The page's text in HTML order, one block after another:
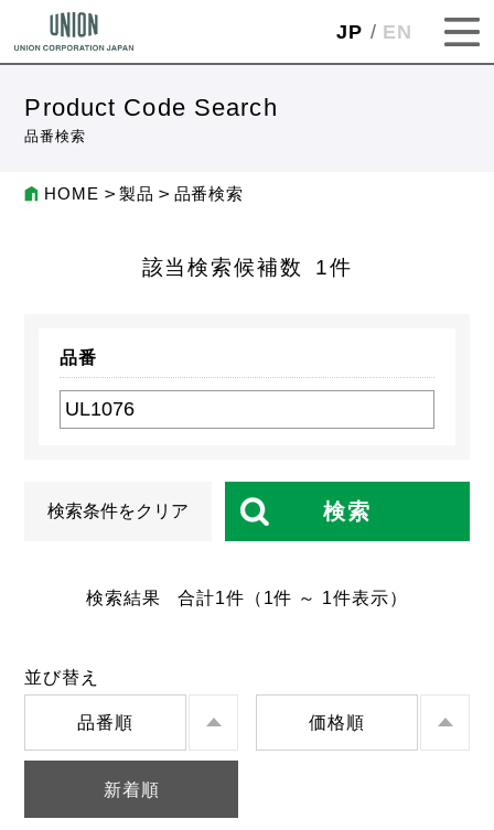
JP EN
Product Code Search
品番検索
HOME 製品 品番検索
該当検索候補数 1件
品番
検索
検索条件をクリア
検索結果 合計1件 （1件 ～ 1件表示）
並び替え
品番順 価格順
新着順